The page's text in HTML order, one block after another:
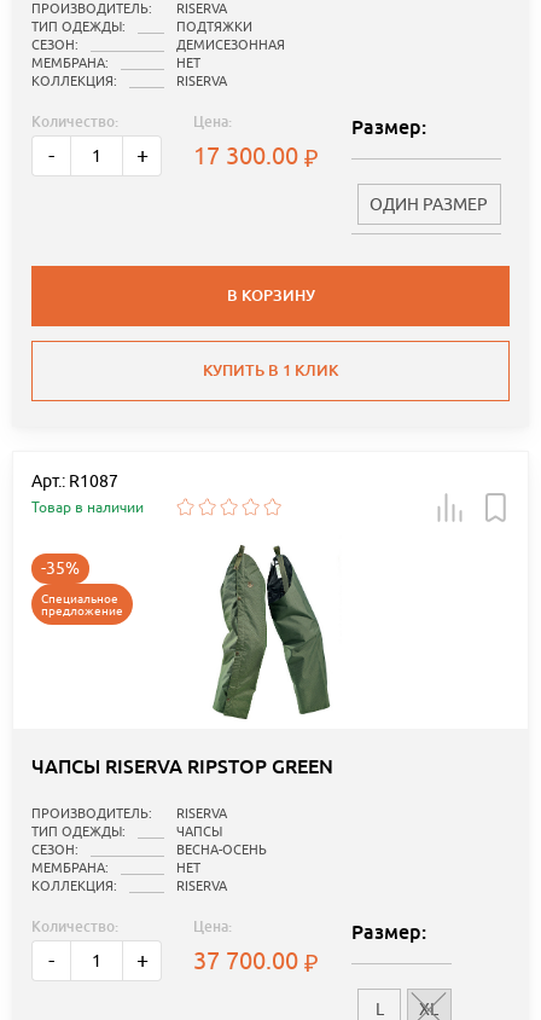
ПРОИЗВОДИТЕЛЬ:
RISERVA
ТИП ОДЕЖДЫ:
ПОДТЯЖКИ
СЕЗОН:
ДЕМИСЕЗОННАЯ
МЕМБРАНА:
НЕТ
КОЛЛЕКЦИЯ:
RISERVA
Количество:
- +
Цена:
17 300.00
Размер:
ОДИН РАЗМЕР
В КОРЗИНУ
КУПИТЬ В 1 КЛИК
Арт.: R1087
Товар в наличии
-35%
Специальное
предложение
ЧАПСЫ RISERVA RIPSTOP GREEN
ПРОИЗВОДИТЕЛЬ:
RISERVA
ТИП ОДЕЖДЫ:
ЧАПСЫ
СЕЗОН:
ВЕСНА-ОСЕНЬ
МЕМБРАНА:
НЕТ
КОЛЛЕКЦИЯ:
RISERVA
Количество:
- +
Цена:
37 700.00
Размер:
L XL